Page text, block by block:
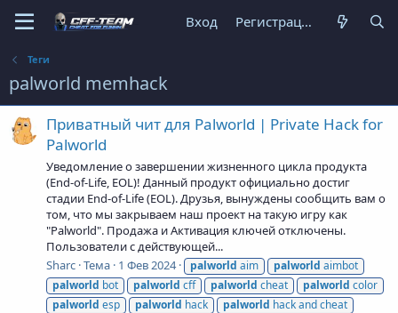
Вход Регистрация
Теги
palworld memhack
Приватный чит для Palworld | Private Hack for
Palworld
Уведомление о завершении жизненного цикла продукта
(End-of-Life, EOL)! Данный продукт официально достиг
стадии End-of-Life (EOL). Друзья, вынуждены сообщить вам о
том, что мы закрываем наш проект на такую игру как
"Palworld". Продажа и Активация ключей отключены.
Пользователи с действующей...
Sharc Тема 1 Фев 2024 palworld aim palworld aimbot
palworld bot palworld cff palworld cheat palworld color
palworld esp palworld hack palworld hack and cheat